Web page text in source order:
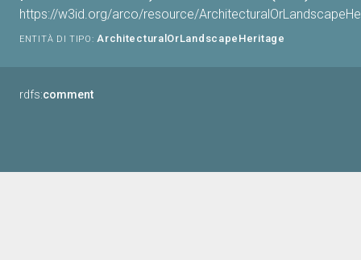
https://w3id.org/arco/resource/
ENTITÀ DI TIPO: ArchitecturalOrLandscapeHeritage
rdfs:comment